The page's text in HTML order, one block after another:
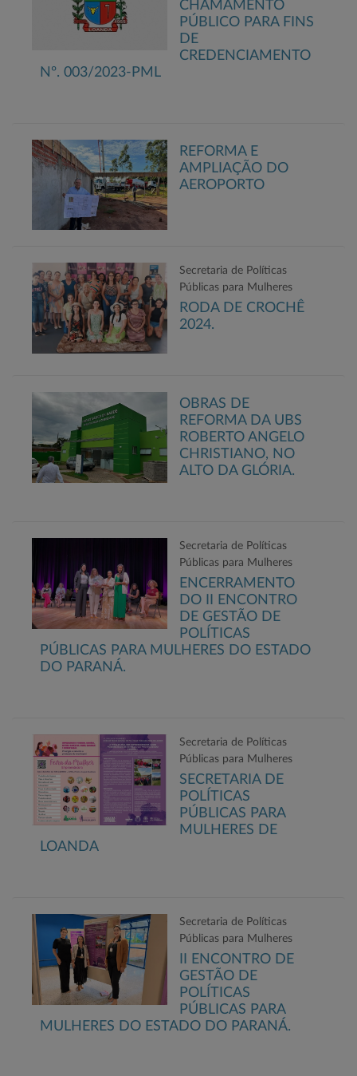
CHAMAMENTO
PÚBLICO PARA FINS
DE
CREDENCIAMENTO
Nº. 003/2023-PML
REFORMA E
AMPLIAÇÃO DO
AEROPORTO
Secretaria de Políticas
Públicas para Mulheres
RODA DE CROCHÊ
2024.
OBRAS DE
REFORMA DA UBS
ROBERTO ANGELO
CHRISTIANO, NO
ALTO DA GLÓRIA.
Secretaria de Políticas
Públicas para Mulheres
ENCERRAMENTO
DO II ENCONTRO
DE GESTÃO DE
POLÍTICAS
PÚBLICAS PARA MULHERES DO ESTADO
DO PARANÁ.
Secretaria de Políticas
Públicas para Mulheres
SECRETARIA DE
POLÍTICAS
PÚBLICAS PARA
MULHERES DE
LOANDA
Secretaria de Políticas
Públicas para Mulheres
II ENCONTRO DE
GESTÃO DE
POLÍTICAS
PÚBLICAS PARA
MULHERES DO ESTADO DO PARANÁ.